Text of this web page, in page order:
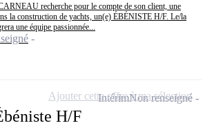
recherche pour le compte de son client, une
la construction de yachts, un(e) ÉBÉNISTE H/F. Le/la
une équipe passionnée...
H/F
IntérimNon renseigné
Ajouter cette offre à ma sélection